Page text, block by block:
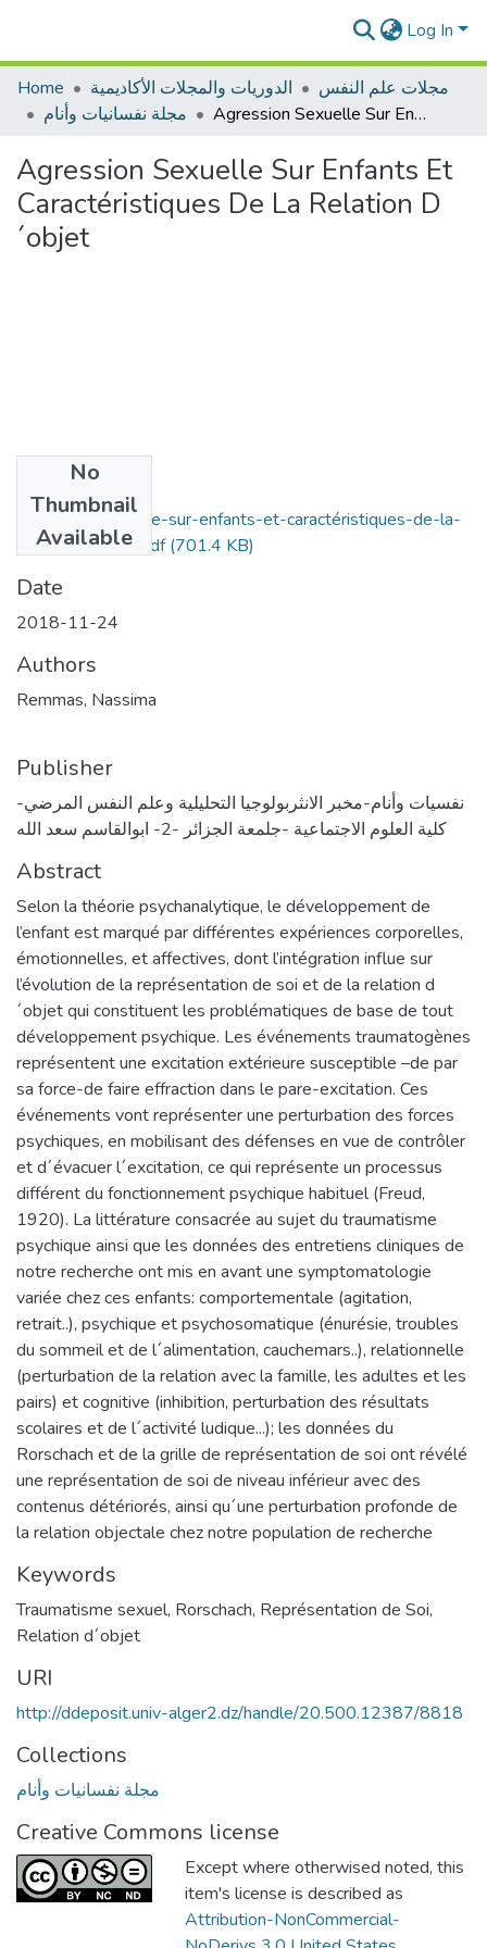
Log In
Home الدوريات والمجلات الأكاديمية
مجلات علم النفس
مجلة نفسانيات وأنام
Agression Sexuelle Sur Enfants Et Caractéristiques De La Relation D´objet
Agression Sexuelle Sur Enfants Et
Caractéristiques De La Relation D
´objet
No
Thumbnail
Available
agression-sexuelle-sur-enfants-et-caractéristiques-de-la-
relation-d´objet.pdf(701.4 KB)
Date
2018-11-24
Authors
Remmas, Nassima
Publisher
نفسيات وأنام-مخبر الانثربولوجيا التحليلية وعلم النفس المرضي-
كلية العلوم الاجتماعية -جلمعة الجزائر -2- ابوالقاسم سعد الله
Abstract
Selon la théorie psychanalytique, le développement de
l’enfant est marqué par différentes expériences corporelles,
émotionnelles, et affectives, dont l’intégration influe sur
l’évolution de la représentation de soi et de la relation d
´objet qui constituent les problématiques de base de tout
développement psychique. Les événements traumatogènes
représentent une excitation extérieure susceptible –de par
sa force-de faire effraction dans le pare-excitation. Ces
événements vont représenter une perturbation des forces
psychiques, en mobilisant des défenses en vue de contrôler
et d´évacuer l´excitation, ce qui représente un processus
différent du fonctionnement psychique habituel (Freud,
1920). La littérature consacrée au sujet du traumatisme
psychique ainsi que les données des entretiens cliniques de
notre recherche ont mis en avant une symptomatologie
variée chez ces enfants: comportementale (agitation,
retrait..), psychique et psychosomatique (énurésie, troubles
du sommeil et de l´alimentation, cauchemars..), relationnelle
(perturbation de la relation avec la famille, les adultes et les
pairs) et cognitive (inhibition, perturbation des résultats
scolaires et de l´activité ludique...); les données du
Rorschach et de la grille de représentation de soi ont révélé
une représentation de soi de niveau inférieur avec des
contenus détériorés, ainsi qu´une perturbation profonde de
la relation objectale chez notre population de recherche
Keywords
Traumatisme sexuel, Rorschach, Représentation de Soi,
Relation d´objet
URI
http://ddeposit.univ-alger2.dz/handle/20.500.12387/8818
Collections
مجلة نفسانيات وأنام
Creative Commons license
Except where otherwised noted, this
item's license is described as
Attribution-NonCommercial-